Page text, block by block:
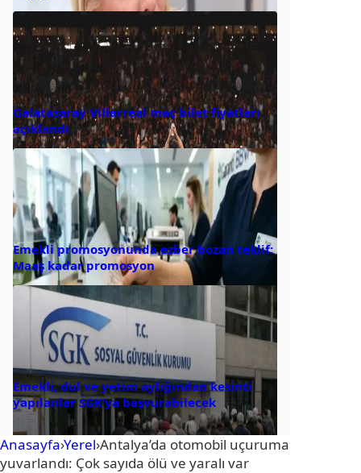
Galatasaray Villarreal maç bilet fiyatları
açıklandı
Emekli promosyonunda ezber bozan teklif:
Maaş kadar promosyon
Emekli, dul ve yetim aylığından kesinti
yapılanlar SGK’ya başvurabilecek
Anasayfa›Yerel›Antalya’da otomobil uçuruma
yuvarlandı: Çok sayıda ölü ve yaralı var